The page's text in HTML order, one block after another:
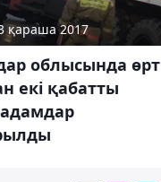
қараша 2017
облысында өрт
екі қабатты